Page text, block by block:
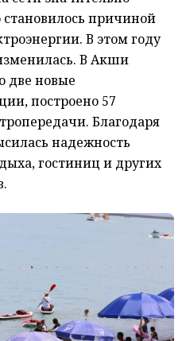
становилось причиной
В этом году
В Акши
две новые
построено 57
Благодаря
надежность
гостиниц и других